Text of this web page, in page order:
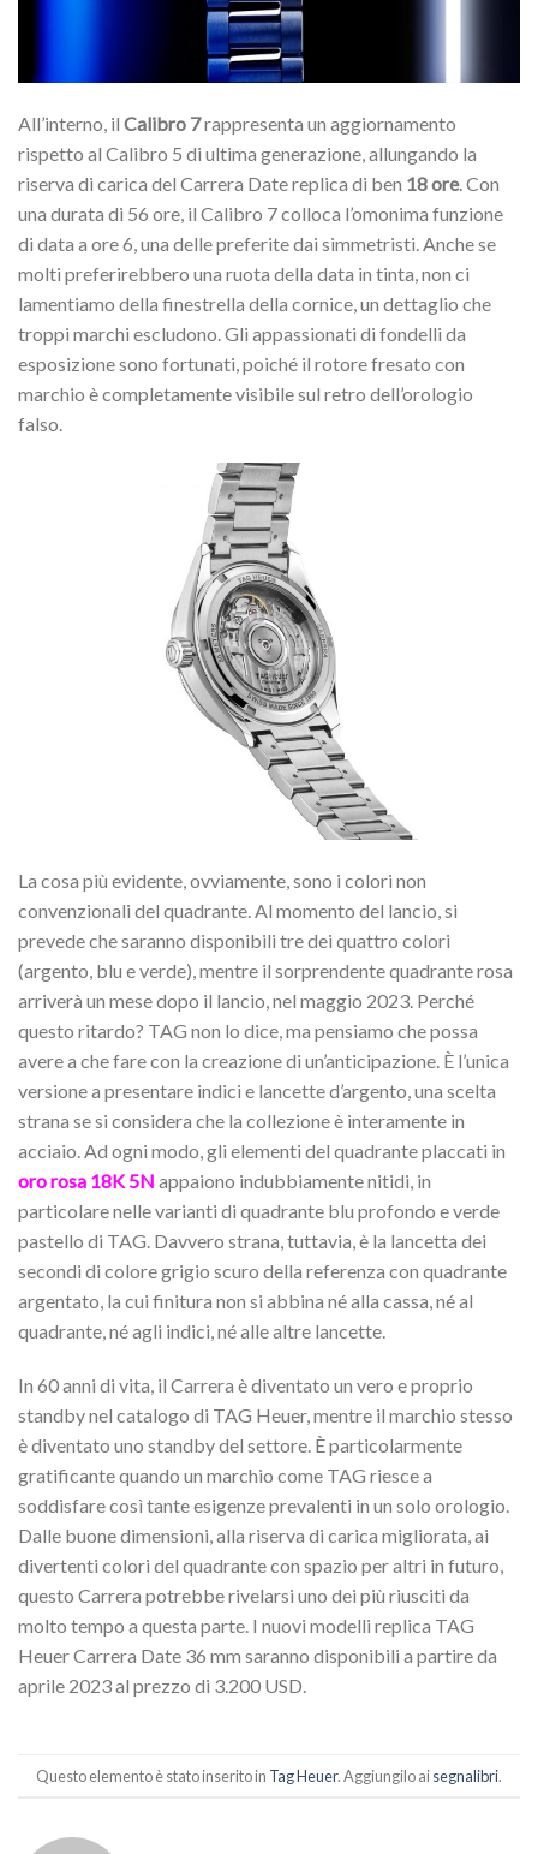
All’interno, il Calibro 7rappresenta un aggiornamento
rispetto al Calibro 5 di ultima generazione, allungando la
riserva di carica del Carrera Date replica di ben 18 ore. Con
una durata di 56 ore, il Calibro 7 colloca l’omonima funzione
di data a ore 6, una delle preferite dai simmetristi. Anche se
molti preferirebbero una ruota della data in tinta, non ci
lamentiamo della finestrella della cornice, un dettaglio che
troppi marchi escludono. Gli appassionati di fondelli da
esposizione sono fortunati, poiché il rotore fresato con
marchio è completamente visibile sul retro dell’orologio
falso.
La cosa più evidente, ovviamente, sono i colori non
convenzionali del quadrante. Al momento del lancio, si
prevede che saranno disponibili tre dei quattro colori
(argento, blu e verde), mentre il sorprendente quadrante rosa
arriverà un mese dopo il lancio, nel maggio 2023. Perché
questo ritardo? TAG non lo dice, ma pensiamo che possa
avere a che fare con la creazione di un’anticipazione. È l’unica
versione a presentare indici e lancette d’argento, una scelta
strana se si considera che la collezione è interamente in
acciaio. Ad ogni modo, gli elementi del quadrante placcati in
oro rosa 18K 5N appaiono indubbiamente nitidi, in
particolare nelle varianti di quadrante blu profondo e verde
pastello di TAG. Davvero strana, tuttavia, è la lancetta dei
secondi di colore grigio scuro della referenza con quadrante
argentato, la cui finitura non si abbina né alla cassa, né al
quadrante, né agli indici, né alle altre lancette.
In 60 anni di vita, il Carrera è diventato un vero e proprio
standby nel catalogo di TAG Heuer, mentre il marchio stesso
è diventato uno standby del settore. È particolarmente
gratificante quando un marchio come TAG riesce a
soddisfare così tante esigenze prevalenti in un solo orologio.
Dalle buone dimensioni, alla riserva di carica migliorata, ai
divertenti colori del quadrante con spazio per altri in futuro,
questo Carrera potrebbe rivelarsi uno dei più riusciti da
molto tempo a questa parte. I nuovi modelli replica TAG
Heuer Carrera Date 36 mm saranno disponibili a partire da
aprile 2023 al prezzo di 3.200 USD.
Questo elemento è stato inserito in Tag Heuer. Aggiungilo aisegnalibri.